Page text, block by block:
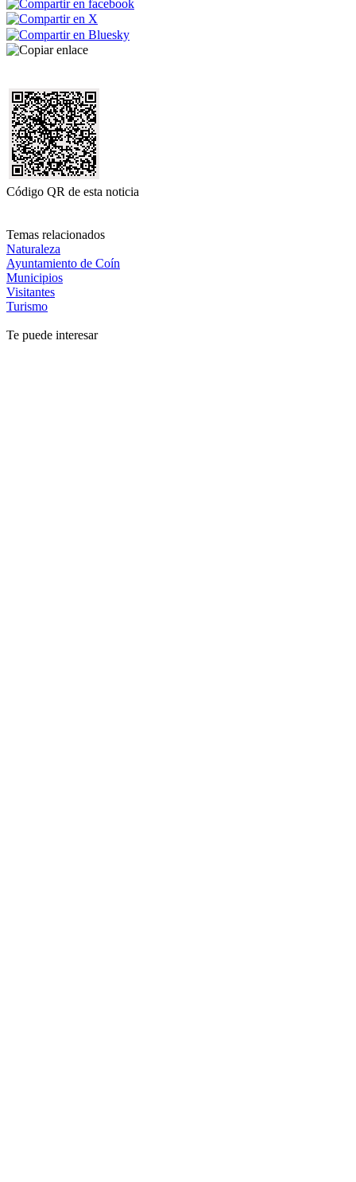
Código QR de esta noticia
Temas relacionados
Naturaleza
Ayuntamiento de Coín
Municipios
Visitantes
Turismo
Te puede interesar